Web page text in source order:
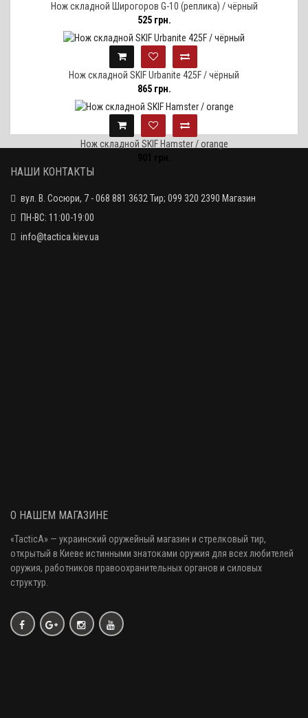
Нож складной Широгоров G-10 (реплика) / чёрный
525 грн.
Нож складной SKIF Urbanite 425F / чёрный
865 грн.
Нож складной SKIF Hamster / orange
НАШИ КОНТАКТЫ
вул. В. Сосюри, 7 - 068 881 3632 Тир; 099 320 2390 Магазин
ПН-ВС: 11:00-19:00
info@tactica.kiev.ua
О НАШЕМ МАГАЗИНЕ
«TacticA» — украинский оружейный магазин и стрелковый тир,
открытый в Киеве истинными знатоками оружия для всех любителей
оружия, работников правоохранительных органов и силовых
структур.